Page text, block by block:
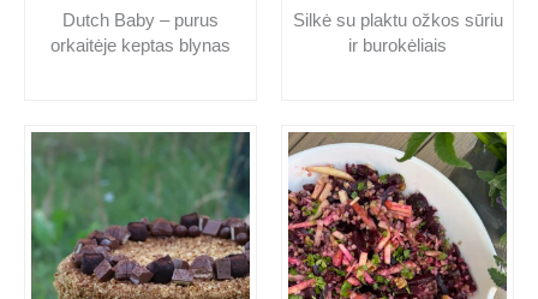
Dutch Baby – purus
orkaitėje keptas blynas
Silkė su plaktu ožkos sūriu
ir burokėliais